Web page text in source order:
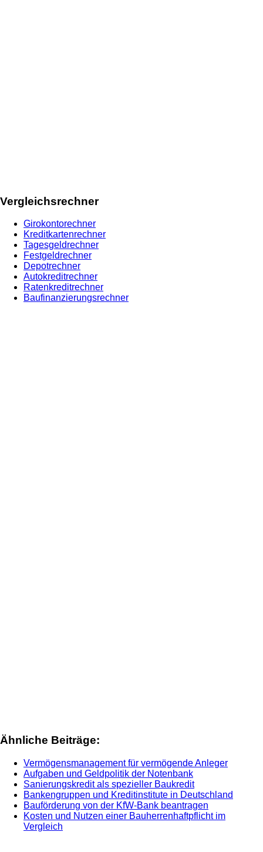
Vergleichsrechner
Girokontorechner
Kreditkartenrechner
Tagesgeldrechner
Festgeldrechner
Depotrechner
Autokreditrechner
Ratenkreditrechner
Baufinanzierungsrechner
Ähnliche Beiträge:
Vermögensmanagement für vermögende Anleger
Aufgaben und Geldpolitik der Notenbank
Sanierungskredit als spezieller Baukredit
Bankengruppen und Kreditinstitute in Deutschland
Bauförderung von der KfW-Bank beantragen
Kosten und Nutzen einer Bauherrenhaftpflicht im
Vergleich